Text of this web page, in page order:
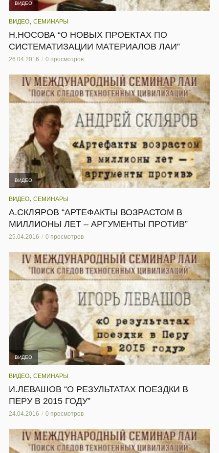
ВИДЕО
ВИДЕО СЕМИНАРЫ
Н.НОСОВА “О НОВЫХ ПРОЕКТАХ ПО
СИСТЕМАТИЗАЦИИ МАТЕРИАЛОВ ЛАИ”
26.04.2016 0 просмотров
ВИДЕО
ВИДЕО, СЕМИНАРЫ
А.СКЛЯРОВ “АРТЕФАКТЫ ВОЗРАСТОМ В
МИЛЛИОНЫ ЛЕТ – АРГУМЕНТЫ ПРОТИВ”
25.04.2016 0 просмотров
ВИДЕО
ВИДЕО, СЕМИНАРЫ
И.ЛЕВАШОВ “О РЕЗУЛЬТАТАХ ПОЕЗДКИ В
ПЕРУ В 2015 ГОДУ”
24.04.2016 0 просмотров